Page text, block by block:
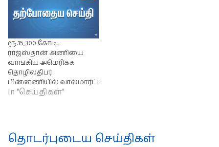
ரூ.15,300 கோடி..
ராஜஸ்தான் அணியை
வாங்கிய அமெரிக்க
தொழிலதிபர்..
பின்னணியில் வால்மார்ட்!
In "செய்திகள்"
தொடர்புடைய செய்திகள்